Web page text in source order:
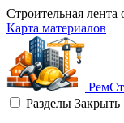
Строительная лента
Карта материалов
Рем
Разделы Закрыть